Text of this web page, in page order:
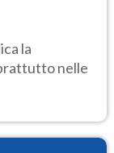
la
nelle